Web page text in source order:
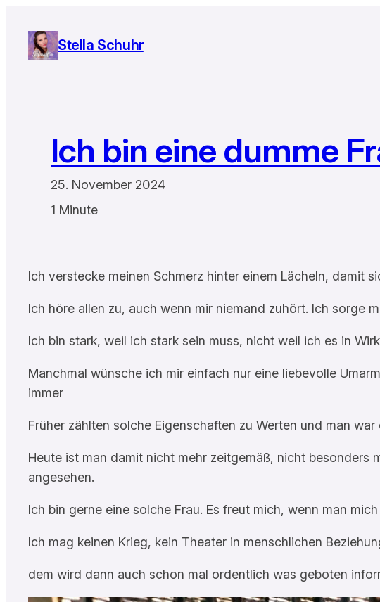
Inhalt
springen
Stella Schuhr
Ich bin eine dumme
25. November 2024
1 Minute
Ich verstecke meinen Schmerz hinter einem Lächeln, damit
Ich höre allen zu, auch wenn mir niemand zuhört. Ich sorge
Ich bin stark, weil ich stark sein muss, nicht weil ich es in
Manchmal wünsche ich mir einfach nur eine liebevolle
immer
Früher zählten solche Eigenschaften zu Werten und man
Heute ist man damit nicht mehr zeitgemäß, nicht besonders
angesehen.
Ich bin gerne eine solche Frau. Es freut mich, wenn man
Ich mag keinen Krieg, kein Theater in menschlichen
dem wird dann auch schon mal ordentlich was geboten